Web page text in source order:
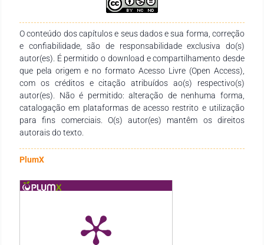
O conteúdo dos capítulos e seus dados e sua forma, correção
e confiabilidade, são de responsabilidade exclusiva do(s)
autor(es). É permitido o download e compartilhamento desde
que pela origem e no formato Acesso Livre (Open Access),
com os créditos e citação atribuídos ao(s) respectivo(s)
autor(es). Não é permitido: alteração de nenhuma forma,
catalogação em plataformas de acesso restrito e utilização
para fins comerciais. O(s) autor(es) mantêm os direitos
autorais do texto.
PlumX